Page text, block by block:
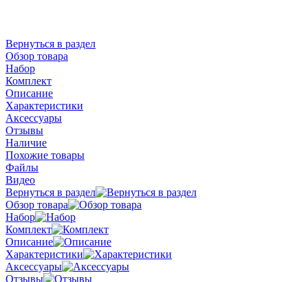
Вернуться в раздел
Обзор товара
Набор
Комплект
Описание
Характеристики
Аксессуары
Отзывы
Наличие
Похожие товары
Файлы
Видео
Вернуться в раздел
Обзор товара
Набор
Комплект
Описание
Характеристики
Аксессуары
Отзывы